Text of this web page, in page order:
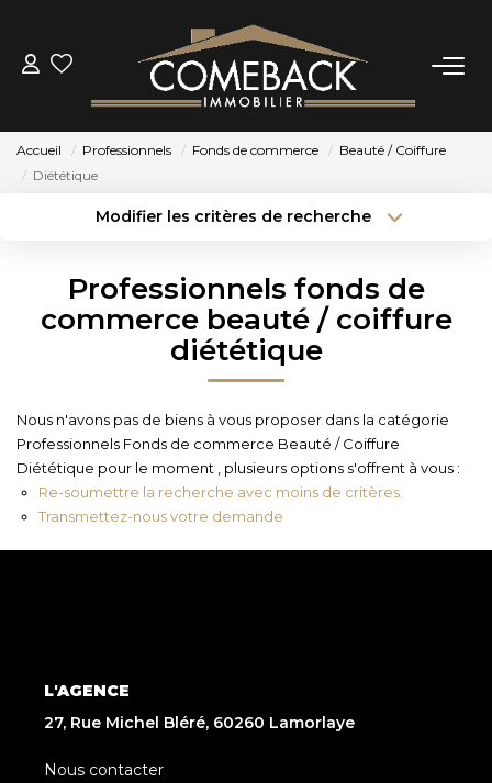
ACHETER
NOTRE AGENCE
BIENS VENDUS
CONTACT
Accueil Professionnels Fonds de commerce
Beauté / Coiffure
Diététique
Modifier les critères de recherche
Type de bien
Surface min
Plus de critères
Créer une alerte
Professionnels fonds de
commerce beauté / coiffure
diététique
Nous n'avons pas de biens à vous proposer dans la catégorie
Professionnels Fonds de commerce Beauté / Coiffure
Diététique pour le moment , plusieurs options s'offrent à vous :
Re-soumettre la recherche avec moins de critères.
Transmettez-nous votre demande
L'AGENCE
27, Rue Michel Bléré, 60260 Lamorlaye
Nous contacter